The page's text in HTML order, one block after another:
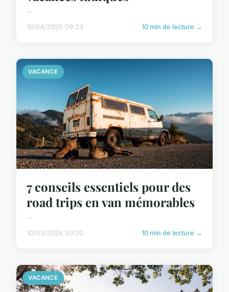
...
10/04/2026 09:23 10 min de lecture →
VACANCE
7 conseils essentiels pour des
road trips en van mémorables
...
10/03/2026 20:00 10 min de lecture →
VACANCE